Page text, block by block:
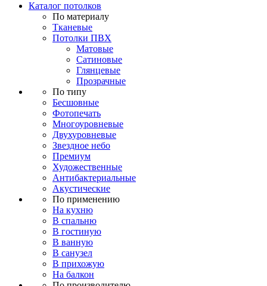
Каталог потолков
По материалу
Тканевые
Потолки ПВХ
Матовые
Сатиновые
Глянцевые
Прозрачные
По типу
Бесшовные
Фотопечать
Многоуровневые
Двухуровневые
Звездное небо
Премиум
Художественные
Антибактериальные
Акустические
По применению
На кухню
В спальню
В гостиную
В ванную
В санузел
В прихожую
На балкон